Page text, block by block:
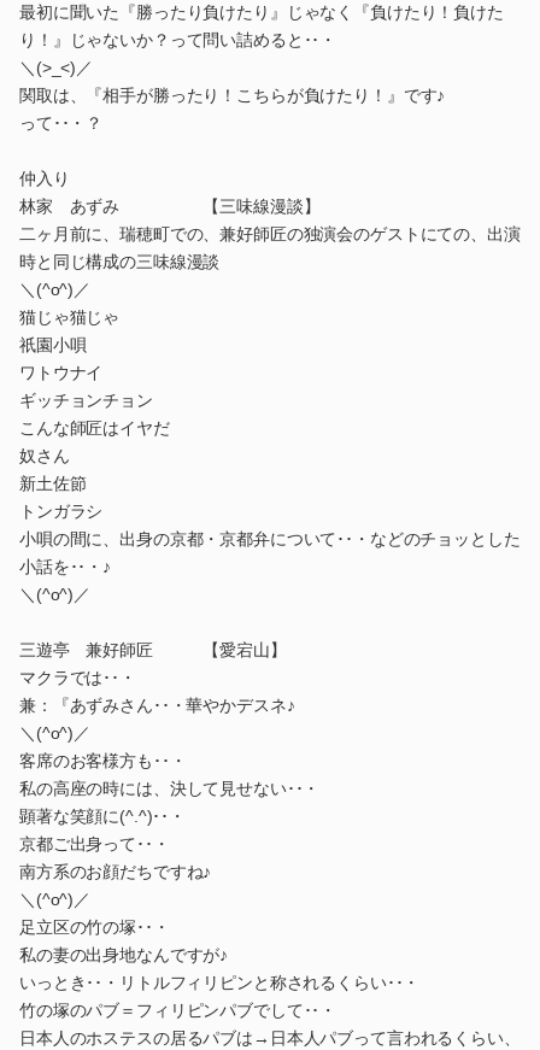
最初に聞いた『勝ったり負けたり』じゃなく『負けたり！負けた
り！』じゃないか？って問い詰めると･･・
＼(>_<)／
関取は、『相手が勝ったり！こちらが負けたり！』です♪
って･･・？
仲入り
林家 あずみ 【三味線漫談】
二ヶ月前に、瑞穂町での、兼好師匠の独演会のゲストにての、出演
時と同じ構成の三味線漫談
＼(^o^)／
猫じゃ猫じゃ
祇園小唄
ワトウナイ
ギッチョンチョン
こんな師匠はイヤだ
奴さん
新土佐節
トンガラシ
小唄の間に、出身の京都・京都弁について･･・などのチョッとした
小話を･･・♪
＼(^o^)／
三遊亭 兼好師匠 【愛宕山】
マクラでは･･・
兼：『あずみさん･･・華やかデスネ♪
＼(^o^)／
客席のお客様方も･･・
私の高座の時には、決して見せない･･・
顕著な笑顔に(^.^)･･・
京都ご出身って･･・
南方系のお顔だちですね♪
＼(^o^)／
足立区の竹の塚･･・
私の妻の出身地なんですが♪
いっとき･･・リトルフィリピンと称されるくらい･･・
竹の塚のパブ＝フィリピンパブでして･･・
日本人のホステスの居るパブは→日本人パブって言われるくらい、